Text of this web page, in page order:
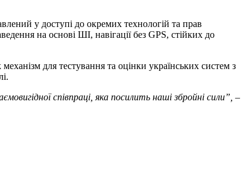
у доступі до окремих технологій та прав
на основі ШІ, навігації без GPS, стійких до
для тестування та оцінки українських систем з
співпраці, яка посилить наші збройні сили”, –